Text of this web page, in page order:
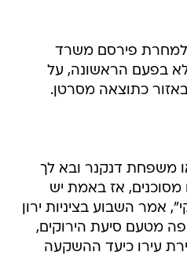
שלמחרת פירסם משרד
בפעם הראשונה, על
כתוצאה מסרטן.
משפחת דנקנר ובא לך
אז באמת יש
אמר השבוע בציניות ירון
מטעם סיעת הירוקים,
עירו כיעד ההשקעה